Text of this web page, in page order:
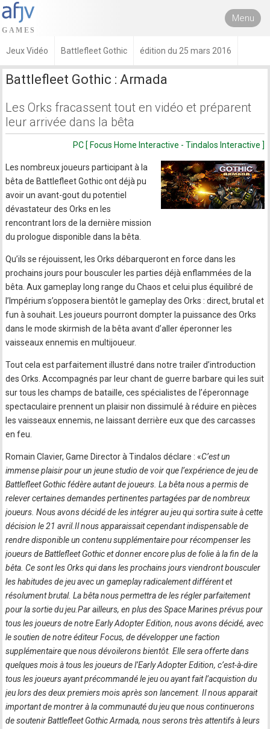
Menu
Jeux Vidéo Battlefleet Gothic édition du 25 mars 2016
Battlefleet Gothic : Armada
Les Orks fracassent tout en vidéo et préparent
leur arrivée dans la bêta
PC [ Focus Home Interactive - Tindalos Interactive ]
Les nombreux joueurs participant à la
bêta de Battlefleet Gothic ont déjà pu
avoir un avant-gout du potentiel
dévastateur des Orks en les
rencontrant lors de la dernière mission
du prologue disponible dans la bêta.
Qu’ils se réjouissent, les Orks débarqueront en force dans les
prochains jours pour bousculer les parties déjà enflammées de la
bêta. Aux gameplay long range du Chaos et celui plus équilibré de
l’Impérium s’opposera bientôt le gameplay des Orks : direct, brutal et
fun à souhait. Les joueurs pourront dompter la puissance des Orks
dans le mode skirmish de la bêta avant d’aller éperonner les
vaisseaux ennemis en multijoueur.
Tout cela est parfaitement illustré dans notre trailer d’introduction
des Orks. Accompagnés par leur chant de guerre barbare qui les suit
sur tous les champs de bataille, ces spécialistes de l’éperonnage
spectaculaire prennent un plaisir non dissimulé à réduire en pièces
les vaisseaux ennemis, ne laissant derrière eux que des carcasses
en feu.
Romain Clavier, Game Director à Tindalos déclare : «C’est un
immense plaisir pour un jeune studio de voir que l’expérience de jeu de
Battlefleet Gothic fédère autant de joueurs. La bêta nous a permis de
relever certaines demandes pertinentes partagées par de nombreux
joueurs. Nous avons décidé de les intégrer au jeu qui sortira suite à cette
décision le 21 avril.Il nous apparaissait cependant indispensable de
rendre disponible un contenu supplémentaire pour récompenser les
joueurs de Battlefleet Gothic et donner encore plus de folie à la fin de la
bêta. Ce sont les Orks qui dans les prochains jours viendront bousculer
les habitudes de jeu avec un gameplay radicalement différent et
résolument brutal. La bêta nous permettra de les régler parfaitement
pour la sortie du jeu.Par ailleurs, en plus des Space Marines prévus pour
tous les joueurs de notre Early Adopter Edition, nous avons décidé, avec
le soutien de notre éditeur Focus, de développer une faction
supplémentaire que nous dévoilerons bientôt. Elle sera offerte dans
quelques mois à tous les joueurs de l’Early Adopter Edition, c’est-à-dire
tous les joueurs ayant précommandé le jeu ou ayant fait l’acquistion du
jeu lors des deux premiers mois après son lancement. Il nous apparait
important de montrer à la communauté du jeu que nous continuerons
de soutenir Battlefleet Gothic Armada, nous serons très attentifs à leurs